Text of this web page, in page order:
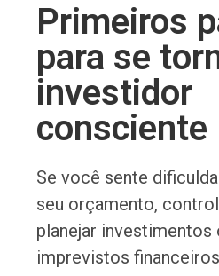
Primeiros
para se
investidor
consciente
Se você sente
seu orçamento,
planejar investimentos
imprevistos